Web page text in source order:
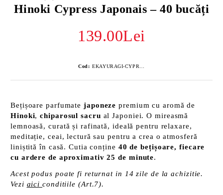
Hinoki Cypress Japonais – 40 bucăți
139.00Lei
Cod:
Bețișoare parfumate japonezepremium cu aromă de
Hinoki,chiparosul sacru al Japoniei. O mireasmă
lemnoasă, curată și rafinată, ideală pentru relaxare,
meditație, ceai, lectură sau pentru a crea o atmosferă
liniștită în casă. Cutia conține 40 de bețișoare, fiecare
cu ardere de aproximativ 25 de minute.
Acest podus poate fi returnat in 14 zile de la achizitie.
Vezi aici conditiile (Art.7).